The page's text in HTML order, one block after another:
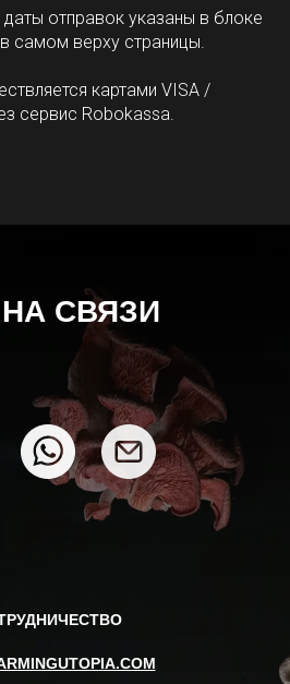
отправок указаны в блоке
самом верху страницы.
картами VISA /
сервис Robokassa.
СВЯЗИ